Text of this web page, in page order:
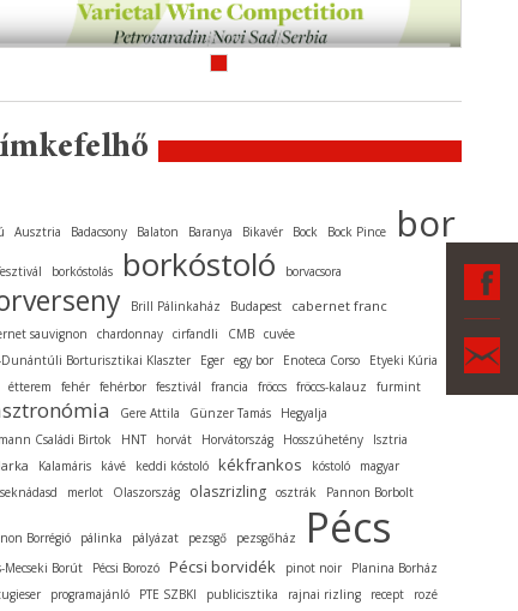
Ausztria Badacsony Balaton Baranya Bikavér Bock Bock Pince bor
borkóstolás borkóstoló borvacsora
Brill Pálinkaház Budapest cabernet franc
sauvignon chardonnay cirfandli CMB cuvée
Dunántúli Borturisztikai Klaszter
Eger egy bor Enoteca Corso
Etyeki Kúria
étterem fehér fehérbor fesztivál francia fröccs fröccs-kalauz furmint
Gere Attila Günzer Tamás
Hegyalja
Családi Birtok
HNT horvát Horvátország Hosszúhetény Isztria
Kalamáris kávé keddi kóstoló kékfrankos kóstoló
magyar
merlot Olaszország olaszrizling osztrák Pannon Borbolt
Borrégió pálinka pályázat pezsgő pezsgőház Pécs
Mecseki Borút Pécsi Borozó Pécsi borvidék pinot noir
Planina Borház
programajánló PTE SZBKI publicisztika rajnai rizling recept
rozé